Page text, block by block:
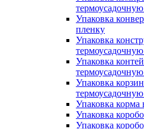
Упаковка
пленку
Упаковка
Упаковка
Упаковка
Упаковка корма
Упаковка
Упаковка